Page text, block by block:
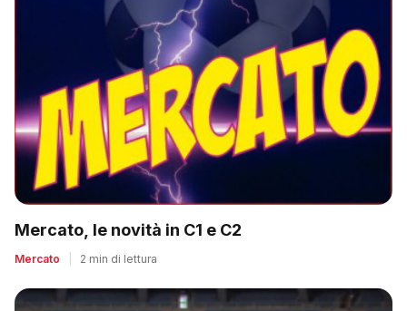
Mercato, le novità in C1 e C2
Mercato 2 min di lettura